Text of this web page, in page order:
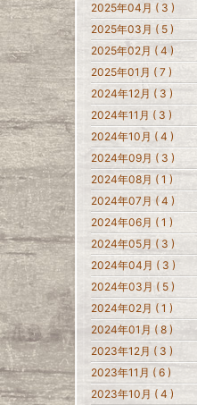
2025年04月 ( 3 )
2025年03月 ( 5 )
2025年02月 ( 4 )
2025年01月 ( 7 )
2024年12月 ( 3 )
2024年11月 ( 3 )
2024年10月 ( 4 )
2024年09月 ( 3 )
2024年08月 ( 1 )
2024年07月 ( 4 )
2024年06月 ( 1 )
2024年05月 ( 3 )
2024年04月 ( 3 )
2024年03月 ( 5 )
2024年02月 ( 1 )
2024年01月 ( 8 )
2023年12月 ( 3 )
2023年11月 ( 6 )
2023年10月 ( 4 )